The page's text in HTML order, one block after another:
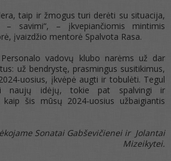
taip ir žmogus turi derėti su situacija,
– savimi“, – įkvepiančiomis mintimis
įvaizdžio mentorė Spalvota Rasa.
vadovų klubo narėms už dar
už bendrystę, prasmingus susitikimus,
uosius, įkvėpė augti ir tobulėti. Tegul
naujų idėjų, tokie pat spalvingi ir
kaip šis mūsų 2024-uosius užbaigiantis
Sonatai Gabševičienei ir Jolantai
Mizeikytei.